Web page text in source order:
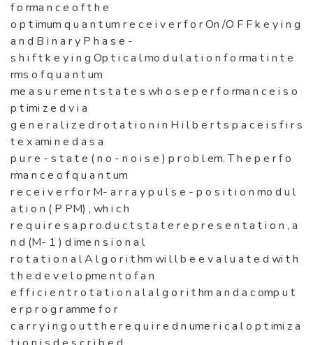
f o rma n c e o f t h e
o p t imum q u a n t um r e c e i v e r f o r On /O F F k e y i n g
a n d B i n a r y P h a s e -
s h i f t k e y i n g Op t i c a l mo d u l a t i o n f o rma t i n t e
rms o f q u a n t um
me a s u r eme n t s t a t e s wh o s e p e r f o rma n c e i s o
p t imi z e d v i a
g e n e r a l i z e d r o t a t i o n i n H i l b e r t s p a c e i s f i r s
t e x ami n e d a s a
p u r e - s t a t e ( n o - n o i s e ) p r o b l em. T h e p e r f o
rma n c e o f q u a n t um
r e c e i v e r f o r M- a r r a y p u l s e - p o s i t i o n mo d u l
a t i o n ( P PM) , wh i c h
r e q u i r e s a p r o d u c t s t a t e r e p r e s e n t a t i o n , a
n d (M- 1 ) d ime n s i o n a l
r o t a t i o n a l A l g o r i t hm wi l l b e e v a l u a t e d wi t h
t h e d e v e l o pme n t o f a n
e f f i c i e n t r o t a t i o n a l a l g o r i t hm a n d a c omp u t
e r p r o g r amme f o r
c a r r y i n g o u t t h e r e q u i r e d n ume r i c a l o p t imi z a